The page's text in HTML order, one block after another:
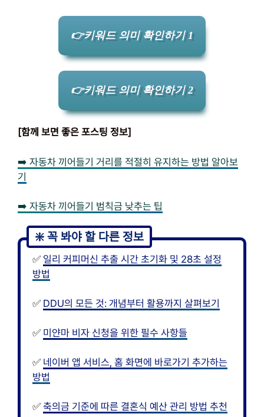
👉키워드 의미 확인하기 1
👉키워드 의미 확인하기 2
[함께 보면 좋은 포스팅 정보]
➡️ 자동차 끼어들기 거리를 적절히 유지하는 방법 알아보
기
➡️ 자동차 끼어들기 범칙금 낮추는 팁
✅ 일리 커피머신 추출 시간 초기화 및 28초 설정
방법
✅ DDU의 모든 것: 개념부터 활용까지 살펴보기
✅ 미얀마 비자 신청을 위한 필수 사항들
✅ 네이버 앱 서비스, 홈 화면에 바로가기 추가하는
방법
✅ 축의금 기준에 따른 결혼식 예산 관리 방법 추천